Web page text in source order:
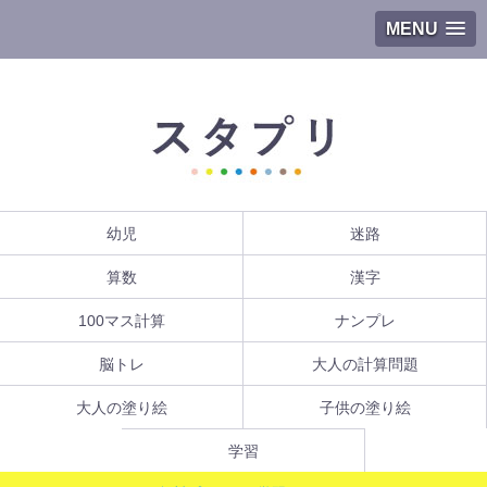
MENU
幼児 迷路
算数 漢字
100マス計算 ナンプレ
脳トレ 大人の計算問題
大人の塗り絵 子供の塗り絵
学習